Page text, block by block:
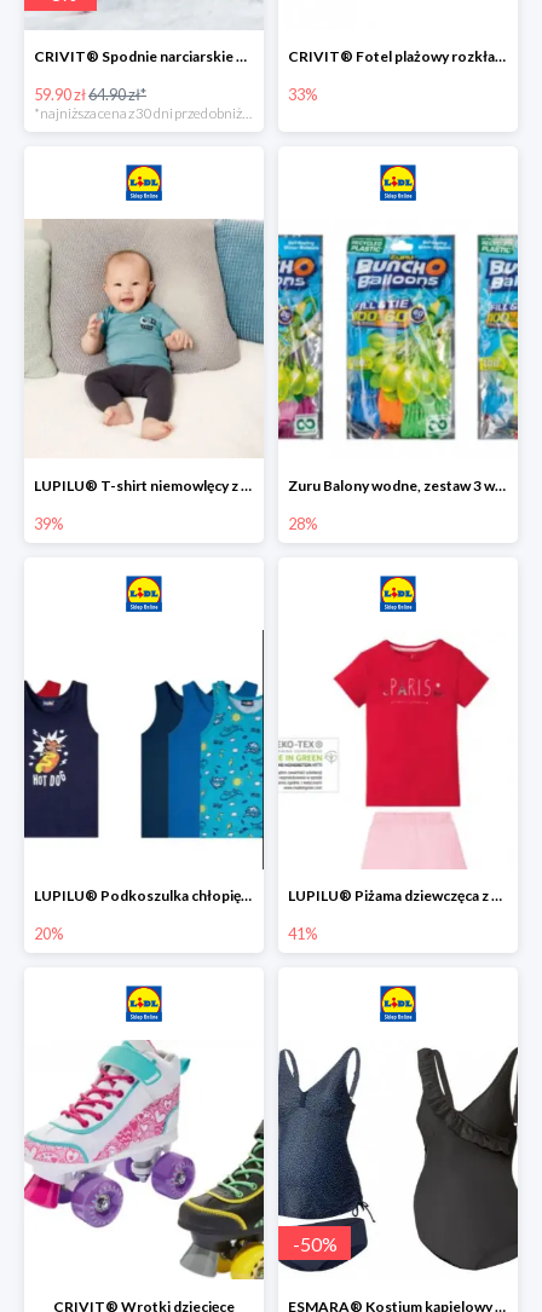
CRIVIT® Spodnie narciarskie dziewczęce
59.90 zł64.90 zł*
*najniższa cena z 30 dni przed obniżką
CRIVIT® Fotel plażowy rozkładany / Brodzik dziecięcy
33%
LUPILU® T-shirt niemowlęcy z biobawełny -39%
39%
Zuru Balony wodne, zestaw 3 wiązek -28%
28%
LUPILU® Podkoszulka chłopięca z bawełny -20%
20%
LUPILU® Piżama dziewczęca z bawełny -41%
41%
CRIVIT® Wrotki dziecięce
-50%
ESMARA® Kostium kąpielowy ciążowy lub tankini ciążowe -50%